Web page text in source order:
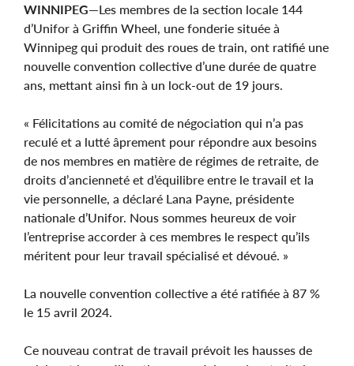
WINNIPEG—Les membres de la section locale 144
d’Unifor à Griffin Wheel, une fonderie située à
Winnipeg qui produit des roues de train, ont ratifié une
nouvelle convention collective d’une durée de quatre
ans, mettant ainsi fin à un lock-out de 19 jours.
« Félicitations au comité de négociation qui n’a pas
reculé et a lutté âprement pour répondre aux besoins
de nos membres en matière de régimes de retraite, de
droits d’ancienneté et d’équilibre entre le travail et la
vie personnelle, a déclaré Lana Payne, présidente
nationale d’Unifor. Nous sommes heureux de voir
l’entreprise accorder à ces membres le respect qu’ils
méritent pour leur travail spécialisé et dévoué. »
La nouvelle convention collective a été ratifiée à 87 %
le 15 avril 2024.
Ce nouveau contrat de travail prévoit les hausses de